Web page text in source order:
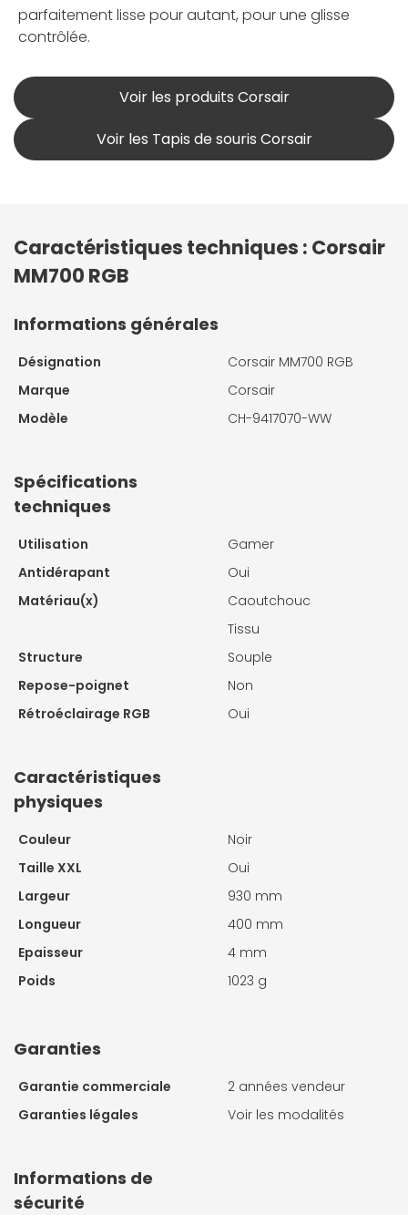
parfaitement lisse pour autant, pour une glisse
contrôlée.
Voir les produits Corsair
Voir les Tapis de souris Corsair
Caractéristiques techniques : Corsair
MM700 RGB
Informations générales
Désignation
Corsair MM700 RGB
Marque
Corsair
Modèle
CH-9417070-WW
Spécifications
techniques
Utilisation
Gamer
Antidérapant
Oui
Matériau(x)
Caoutchouc
Tissu
Structure
Souple
Repose-poignet
Non
Rétroéclairage RGB
Oui
Caractéristiques
physiques
Couleur
Noir
Taille XXL
Oui
Largeur
930 mm
Longueur
400 mm
Epaisseur
4 mm
Poids
1023 g
Garanties
Garantie commerciale
2 années vendeur
Garanties légales
Voir les modalités
Informations de
sécurité